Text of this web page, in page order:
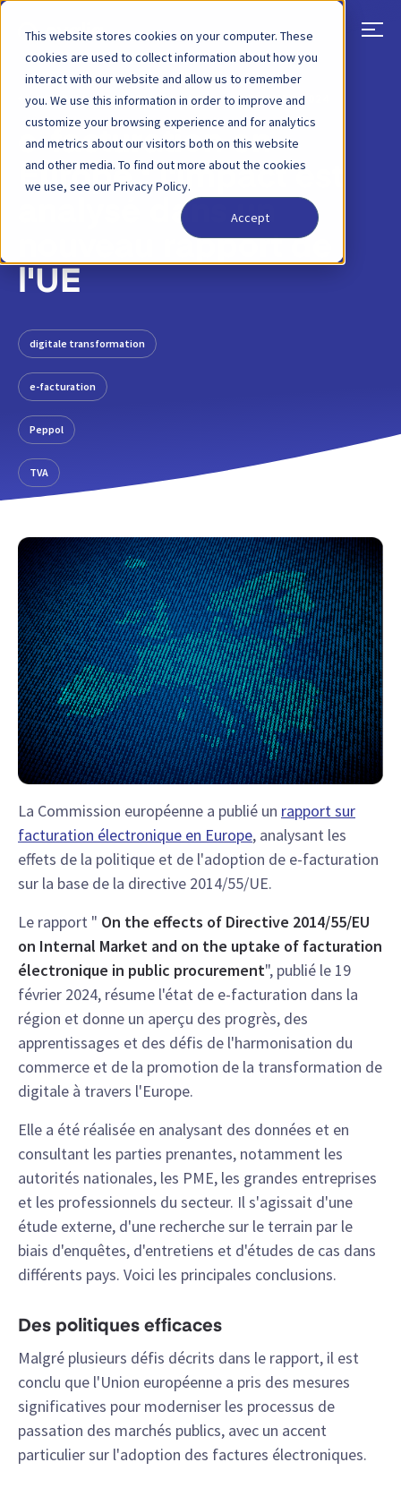
This website stores cookies on your computer. These
cookies are used to collect information about how you
interact with our website and allow us to remember
you. We use this information in order to improve and
customize your browsing experience and for analytics
and metrics about our visitors both on this website
and other media. To find out more about the cookies
we use, see our Privacy Policy.
Accept
RETOUR ARTICLE DE BLOG 28 FÉVRIER 2024
e-facturation en
Europe : l'impact est
analysé dans un
nouveau rapport de
l'UE
digitale transformation
e-facturation
Peppol
TVA
La Commission européenne a publié un rapport sur
facturation électronique en Europe, analysant les
effets de la politique et de l'adoption de e-facturation
sur la base de la directive 2014/55/UE.
Le rapport " On the effects of Directive 2014/55/EU
on Internal Market and on the uptake of facturation
électronique in public procurement", publié le 19
février 2024, résume l'état de e-facturation dans la
région et donne un aperçu des progrès, des
apprentissages et des défis de l'harmonisation du
commerce et de la promotion de la transformation de
digitale à travers l'Europe.
Elle a été réalisée en analysant des données et en
consultant les parties prenantes, notamment les
autorités nationales, les PME, les grandes entreprises
et les professionnels du secteur. Il s'agissait d'une
étude externe, d'une recherche sur le terrain par le
biais d'enquêtes, d'entretiens et d'études de cas dans
différents pays. Voici les principales conclusions.
Des politiques efficaces
Malgré plusieurs défis décrits dans le rapport, il est
conclu que l'Union européenne a pris des mesures
significatives pour moderniser les processus de
passation des marchés publics, avec un accent
particulier sur l'adoption des factures électroniques.